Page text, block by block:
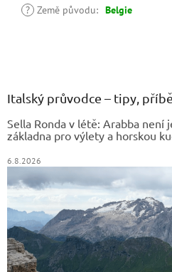
? Země původu: Belgie
Italský průvodce – tipy,
Sella Ronda v létě: Arabba není
základna pro výlety a horskou
6.8.2026